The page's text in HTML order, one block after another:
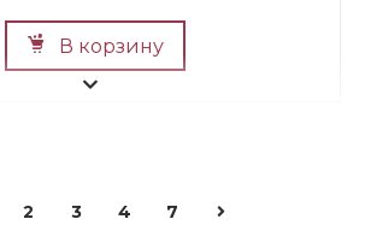
В корзину
2 3 4 7